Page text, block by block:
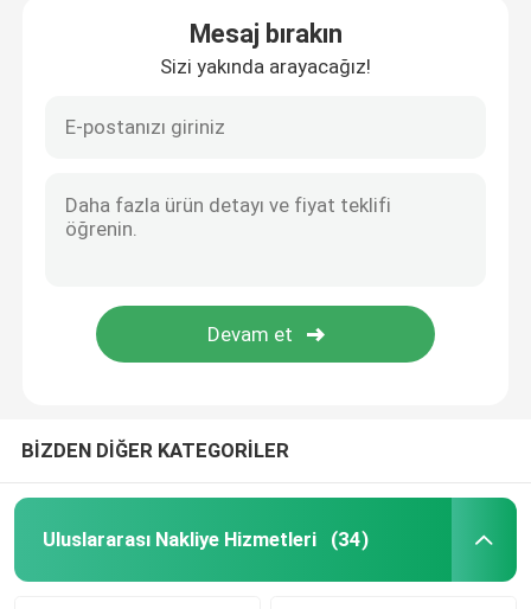
Mesaj bırakın
Sizi yakında arayacağız!
BİZDEN DİĞER KATEGORİLER
Uluslararası Nakliye Hizmetleri (34)